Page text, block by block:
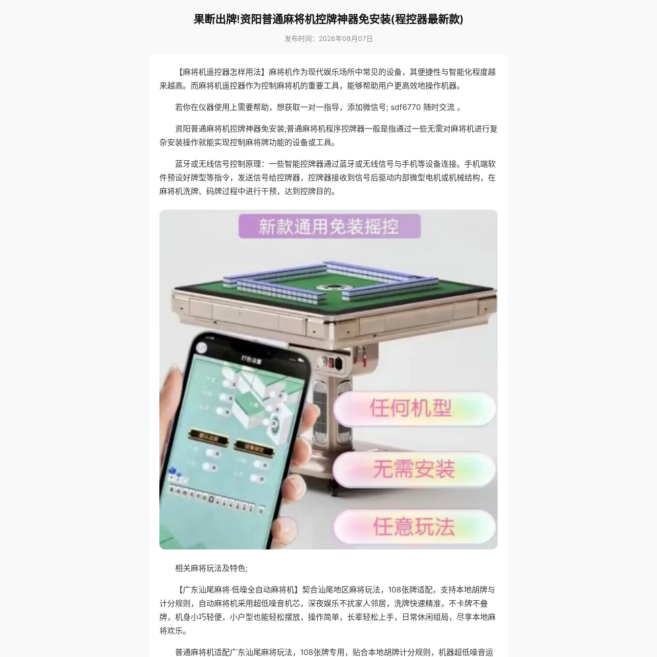
果断出牌!资阳普通麻将机控牌神器免安装(程控器最新款)
发布时间：2026年08月07日
【麻将机遥控器怎样用法】麻将机作为现代娱乐场所中常见的设备，其便捷性与智能化程度越
来越高。而麻将机遥控器作为控制麻将机的重要工具，能够帮助用户更高效地操作机器。
若你在仪器使用上需要帮助，想获取一对一指导，添加微信号; sdf6770 随时交流 。
资阳普通麻将机控牌神器免安装;普通麻将机程序控牌器一般是指通过一些无需对麻将机进行复
杂安装操作就能实现控制麻将牌功能的设备或工具。
蓝牙或无线信号控制原理：一些智能控牌器通过蓝牙或无线信号与手机等设备连接。手机端软
件预设好牌型等指令，发送信号给控牌器，控牌器接收到信号后驱动内部微型电机或机械结构，在
麻将机洗牌、码牌过程中进行干预，达到控牌目的。
相关麻将玩法及特色;
【广东汕尾麻将·低噪全自动麻将机】契合汕尾地区麻将玩法，108张牌适配，支持本地胡牌与
计分规则，自动麻将机采用超低噪音机芯，深夜娱乐不扰家人邻居，洗牌快速精准，不卡牌不叠
牌，机身小巧轻便，小户型也能轻松摆放，操作简单，长辈轻松上手，日常休闲组局，尽享本地麻
将欢乐。
普通麻将机适配广东汕尾麻将玩法，108张牌专用，贴合本地胡牌计分规则，机器超低噪音运